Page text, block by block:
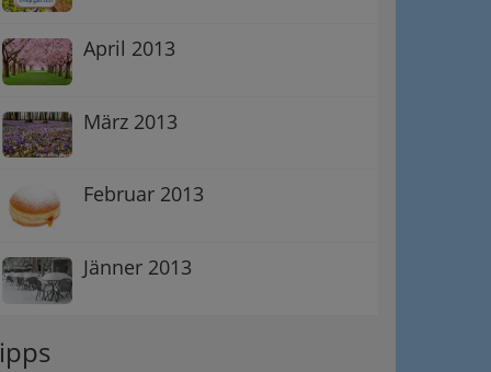
April 2013
März 2013
Februar 2013
Jänner 2013